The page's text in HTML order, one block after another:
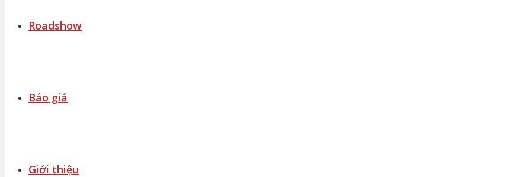
Roadshow
Báo giá
Giới thiệu